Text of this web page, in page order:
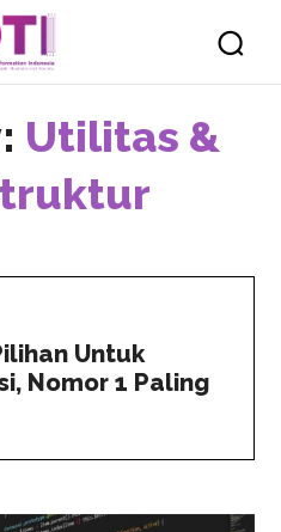
Utilitas &
Untuk
Nomor 1 Paling